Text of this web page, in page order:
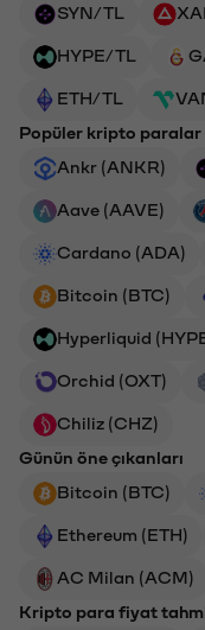
SYN/TL
HYPE/TL
ETH/TL
Popüler kripto paralar
Ankr (ANKR)
Aave (AAVE)
Cardano (ADA)
Bitcoin (BTC)
Hyperliquid
Orchid (OXT)
Chiliz (CHZ)
Günün öne çıkanları
Bitcoin (BTC)
Ethereum (ETH)
AC Milan (ACM)
Kripto para fiyat